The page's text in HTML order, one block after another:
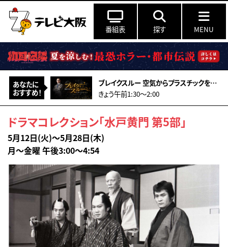
番組表 探す MENU
あなたに
おすすめ！
ブレイクスルー 空気からプラスチックをつくる!?
きょう午前1:30〜2:00
ドラマコレクション「水戸黄門 第5部」
5月12日(火)～5月28日(木)
月～金曜 午後3:00～4:54